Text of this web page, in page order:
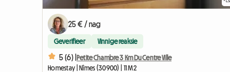
25 € / nag
Geverifieer Vinnige reaksie
5 (6) |Petite Chambre 3 Km Du Centre Ville
Homestay | Nîmes (30900) | 11 M2